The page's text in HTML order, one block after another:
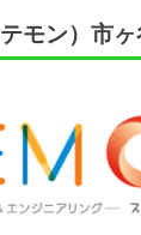
モン）市ヶ